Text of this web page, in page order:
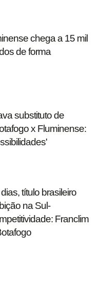
chega a 15 mil
de forma
substituto de
x Fluminense:
título brasileiro
na Sul-
Franclim